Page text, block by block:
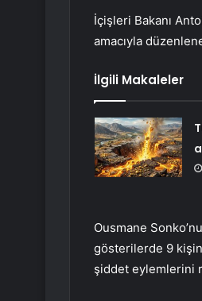
İçişleri Bakanı
amacıyla
İlgili Makaleler
Ousmane
gösterilerde 9
şiddet eylemlerini